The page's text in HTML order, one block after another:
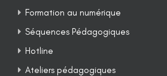
Formation au numérique
Séquences Pédagogiques
Hotline
Ateliers pédagogiques